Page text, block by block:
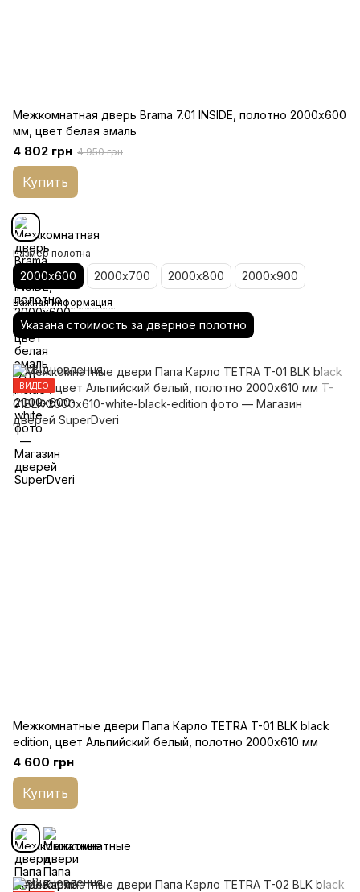
Межкомнатная дверь Brama 7.01 INSIDE, полотно 2000х600
мм, цвет белая эмаль
4 802 грн 4 950 грн
Купить
Размер полотна
2000х600 2000х700 2000х800 2000х900
Важная информация
Указана стоимость за дверное полотно
ВИДЕО
Межкомнатные двери Папа Карло TETRA T-01 BLK black
edition, цвет Альпийский белый, полотно 2000х610 мм
4 600 грн
Купить